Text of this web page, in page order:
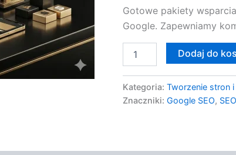
Gotowe pakiety
Google. Zapewniamy
Dodaj do
Kategoria: Tworzenie stron
Znaczniki: Google SEO,